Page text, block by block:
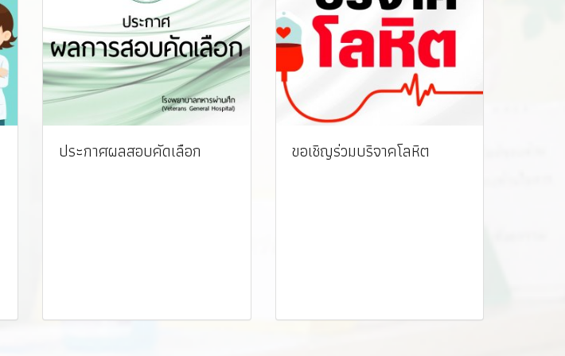
ประกาศผลสอบคัดเลือก ขอเชิญร่วมบริจาคโลหิต